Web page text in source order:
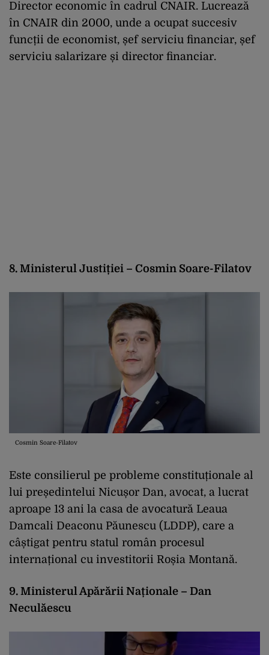
Director economic în cadrul CNAIR. Lucrează
în CNAIR din 2000, unde a ocupat succesiv
funcții de economist, șef serviciu financiar, șef
serviciu salarizare și director financiar.
8. Ministerul Justiției – Cosmin Soare-Filatov
Cosmin Soare-Filatov
Este consilierul pe probleme constituționale al
lui președintelui Nicușor Dan, avocat, a lucrat
aproape 13 ani la casa de avocatură Leaua
Damcali Deaconu Păunescu (LDDP), care a
câștigat pentru statul român procesul
internațional cu investitorii Roșia Montană.
9. Ministerul Apărării Naționale – Dan
Neculăescu